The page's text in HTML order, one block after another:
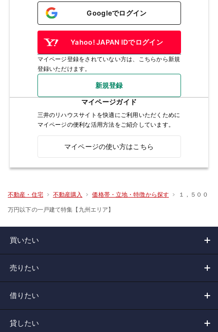
Googleでログイン
Yahoo! JAPAN IDでログイン
マイページ登録をされていない方は、こちらから新規
登録いただけます。
新規登録
マイページガイド
三井のリハウスサイトを快適にご利用いただくために
マイページの便利な活用方法をご紹介しています。
マイページの使い方はこちら
不動産・住宅 不動産購入 価格帯・立地・特徴から探す １，５００
万円以下の一戸建て特集【九州エリア】
買いたい
売りたい
借りたい
貸したい